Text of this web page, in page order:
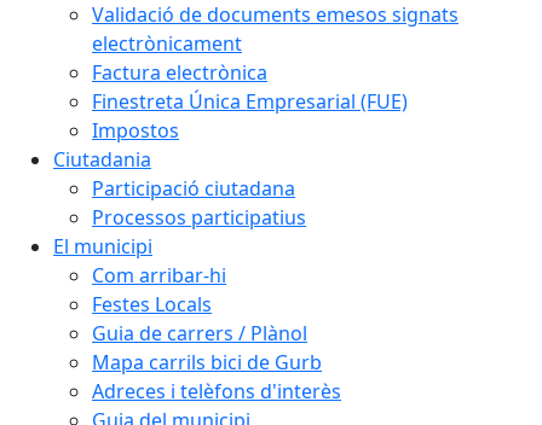
Validació de documents emesos signats
electrònicament
Factura electrònica
Finestreta Única Empresarial (FUE)
Impostos
Ciutadania
Participació ciutadana
Processos participatius
El municipi
Com arribar-hi
Festes Locals
Guia de carrers / Plànol
Mapa carrils bici de Gurb
Adreces i telèfons d'interès